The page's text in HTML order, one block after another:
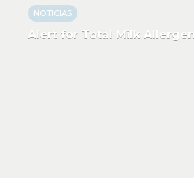
NOTICIAS
Alert for Total Milk Allergen